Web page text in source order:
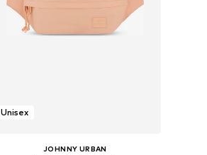
Unisex
JOHNNY URBAN